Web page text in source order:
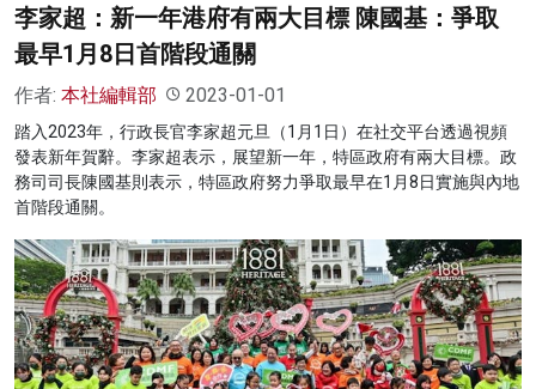
李家超：新一年港府有兩大目標 陳國基：爭取
最早1月8日首階段通關
作者: 本社編輯部 2023-01-01
踏入2023年，行政長官李家超元旦（1月1日）在社交平台透過視頻
發表新年賀辭。李家超表示，展望新一年，特區政府有兩大目標。政
務司司長陳國基則表示，特區政府努力爭取最早在1月8日實施與內地
首階段通關。